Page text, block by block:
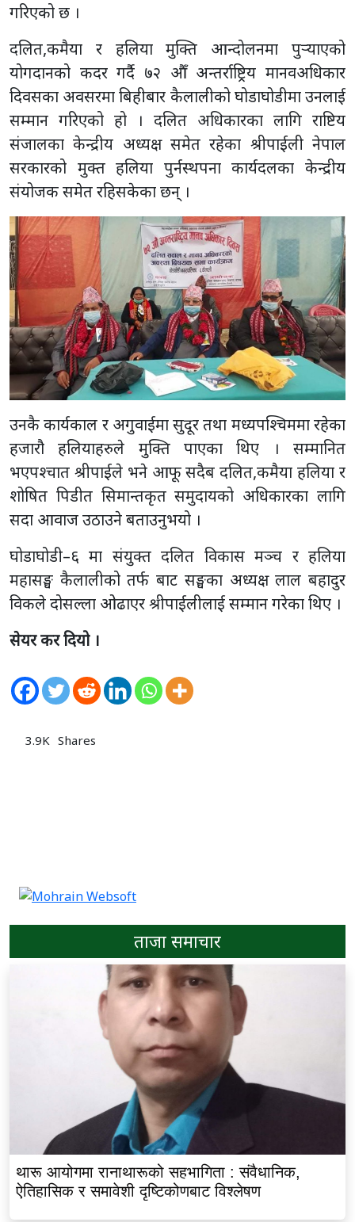
गरिएको छ ।
दलित,कमैया र हलिया मुक्ति आन्दोलनमा पुर्‍याएको
योगदानको कदर गर्दै ७२ औँ अन्तर्राष्ट्रिय मानवअधिकार
दिवसका अवसरमा बिहीबार कैलालीको घोडाघोडीमा उनलाई
सम्मान गरिएको हो । दलित अधिकारका लागि राष्टिय
संजालका केन्द्रीय अध्यक्ष समेत रहेका श्रीपाईली नेपाल
सरकारको मुक्त हलिया पुर्नस्थपना कार्यदलका केन्द्रीय
संयोजक समेत रहिसकेका छन् ।
उनकै कार्यकाल र अगुवाईमा सुदूर तथा मध्यपश्चिममा रहेका
हजारौ हलियाहरुले मुक्ति पाएका थिए । सम्मानित
भएपश्चात श्रीपाईले भने आफू सदैब दलित,कमैया हलिया र
शोषित पिडीत सिमान्तकृत समुदायको अधिकारका लागि
सदा आवाज उठाउने बताउनुभयो ।
घोडाघोडी–६ मा संयुक्त दलित विकास मञ्च र हलिया
महासङ्घ कैलालीको तर्फ बाट सङ्घका अध्यक्ष लाल बहादुर
विकले दोसल्ला ओढाएर श्रीपाईलीलाई सम्मान गरेका थिए ।
सेयर कर दियो ।
3.9K Shares
ताजा समाचार
थारू आयोगमा रानाथारूको सहभागिता : संवैधानिक,
ऐतिहासिक र समावेशी दृष्टिकोणबाट विश्लेषण